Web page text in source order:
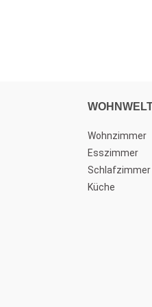
Wohnzimmer
Esszimmer
Schlafzimmer
Küche